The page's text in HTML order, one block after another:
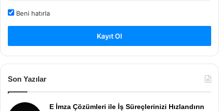
Beni hatırla
Kayıt Ol
Son Yazılar
E İmza Çözümleri ile İş Süreçlerinizi Hızlandırın